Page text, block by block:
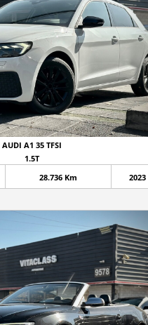
AUDI A1 35 TFSI
1.5T
28.736 Km 2023